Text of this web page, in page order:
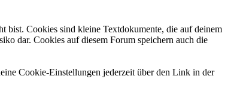
bist. Cookies sind kleine Textdokumente, die auf deinem
dar. Cookies auf diesem Forum speichern auch die
Cookie-Einstellungen jederzeit über den Link in der